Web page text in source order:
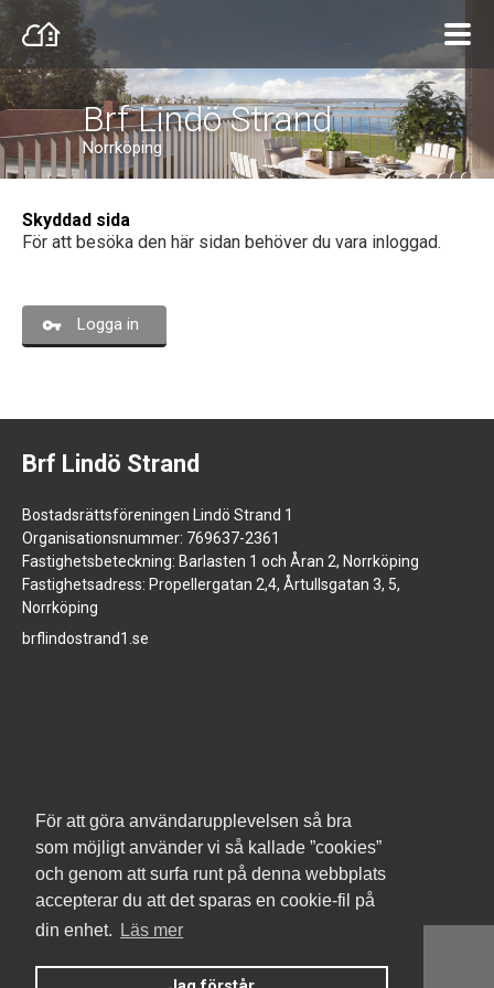
För att göra användarupplevelsen så bra
som möjligt använder vi så kallade ”cookies”
och genom att surfa runt på denna webbplats
accepterar du att det sparas en cookie-fil på
din enhet.
Läs mer
Brf Lindö Strand
Norrköping
Skyddad sida
För att besöka den här sidan behöver du vara inloggad.
Logga in
Brf Lindö Strand
Bostadsrättsföreningen Lindö Strand 1
Organisationsnummer: 769637-2361
Fastighetsbeteckning: Barlasten 1 och Åran 2, Norrköping
Fastighetsadress: Propellergatan 2,4, Årtullsgatan 3, 5,
Norrköping
brflindostrand1.se
www.jm.se